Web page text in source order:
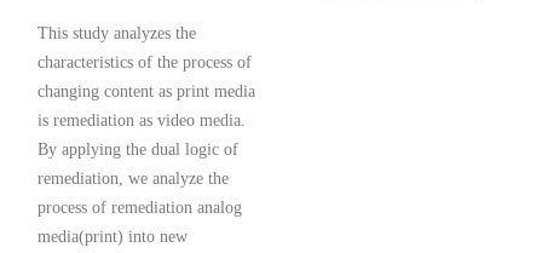
This study analyzes the
characteristics of the process of
changing content as print media
is remediation as video media.
By applying the dual logic of
remediation, we analyze the
process of remediation analog
media(print) into new